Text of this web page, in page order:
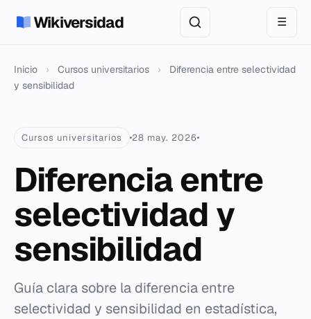
Wikiversidad ☰
Inicio › Cursos universitarios ›
Diferencia entre selectividad
y sensibilidad
Cursos universitarios 28 may. 2026
Diferencia entre
selectividad y
sensibilidad
Guía clara sobre la diferencia entre
selectividad y sensibilidad en estadística,